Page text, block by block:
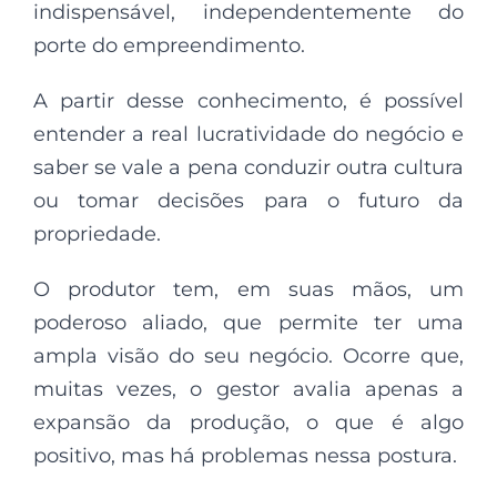
indispensável, independentemente do
porte do empreendimento.
A partir desse conhecimento, é possível
entender a real lucratividade do negócio e
saber se vale a pena conduzir outra cultura
ou tomar decisões para o futuro da
propriedade.
O produtor tem, em suas mãos, um
poderoso aliado, que permite ter uma
ampla visão do seu negócio. Ocorre que,
muitas vezes, o gestor avalia apenas a
expansão da produção, o que é algo
positivo, mas há problemas nessa postura.